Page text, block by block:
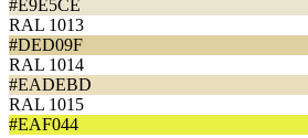
#E9E5CE
RAL 1013
#DED09F
RAL 1014
#EADEBD
RAL 1015
#EAF044